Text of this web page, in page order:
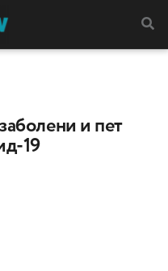
и пет
19